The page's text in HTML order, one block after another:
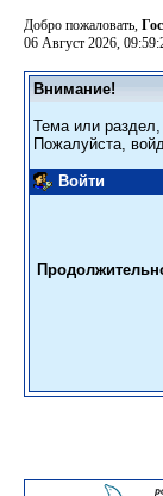
Добро пожаловать,
06 Август 2026,
Внимание!
Тема или
Пожалуйста,
Войти